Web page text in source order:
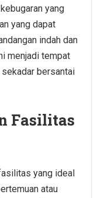
yang
yang dapat
indah dan
menjadi tempat
sekadar bersantai
Fasilitas
yang ideal
atau